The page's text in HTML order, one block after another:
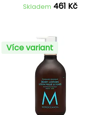
Skladem 461 Kč
Více variant